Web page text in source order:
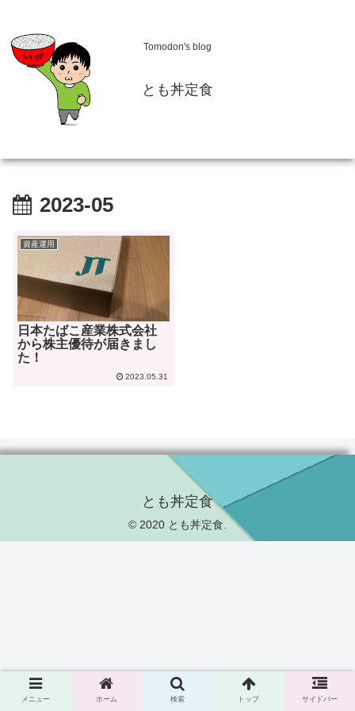
Tomodon's blog
とも丼定食
2023-05
資産運用
日本たばこ産業株式会社
から株主優待が届きまし
た！
2023.05.31
とも丼定食
© 2020 とも丼定食.
メニュー ホーム 検索 トップ サイドバー